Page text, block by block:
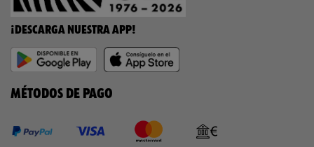
¡DESCARGA NUESTRA APP!
MÉTODOS DE PAGO